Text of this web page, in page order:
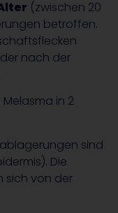
(zwischen 20
betroffen.
nach der
in 2
sind
Die
sich von der